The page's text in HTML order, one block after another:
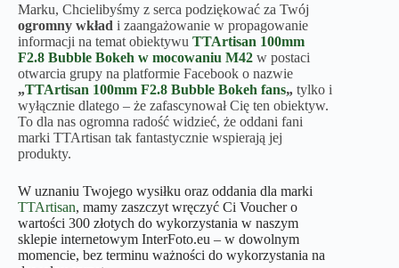
Marku, Chcielibyśmy z serca podziękować za Twój
ogromny wkład i zaangażowanie w propagowanie
informacji na temat obiektywu TTArtisan 100mm
F2.8 Bubble Bokeh w mocowaniu M42 w postaci
otwarcia grupy na platformie Facebook o nazwie
„TTArtisan 100mm F2.8 Bubble Bokeh fans„ tylko i
wyłącznie dlatego – że zafascynował Cię ten obiektyw.
To dla nas ogromna radość widzieć, że oddani fani
marki TTArtisan tak fantastycznie wspierają jej
produkty.
W uznaniu Twojego wysiłku oraz oddania dla marki
TTArtisan, mamy zaszczyt wręczyć Ci Voucher o
wartości 300 złotych do wykorzystania w naszym
sklepie internetowym InterFoto.eu – w dowolnym
momencie, bez terminu ważności do wykorzystania na